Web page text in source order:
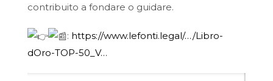
contribuito a fondare o guidare.
: https://www.lefonti.legal/…/Libro-
dOro-TOP-50_V…